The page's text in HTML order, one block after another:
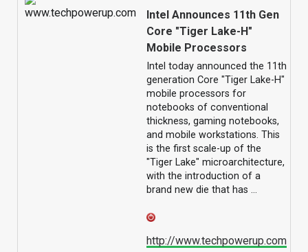
Intel Announces 11th Gen
Core "Tiger Lake-H"
Mobile Processors
Intel today announced the 11th
generation Core "Tiger Lake-H"
mobile processors for
notebooks of conventional
thickness, gaming notebooks,
and mobile workstations. This
is the first scale-up of the
"Tiger Lake" microarchitecture,
with the introduction of a
brand new die that has …
http://www.techpowerup.com